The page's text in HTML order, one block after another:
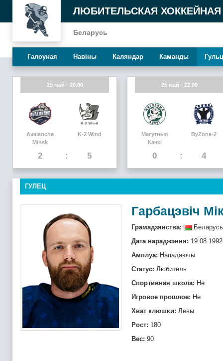
ЛЮБИТЕЛЬСКАЯ ХОККЕЙНАЯ
Беларусь
Галоуная Навiны Каляндар Каманды
25 май - 20.00
Avalanche
Minsk
2
K-2 Wind
5
25 май - 22.00
Магутныя
Качкi
0
ByZone-2
4
ГУЛЕЦ
Гарбацэвіч
Грамадзянства:
Беларусь
Дата нараджэння:
Амплуа: Нападаючы
Статус: Любитель
Спортивная школа: Не
Игровое прошлое: Не
Хват клюшки: Левы
Рост: 180
Вес: 90